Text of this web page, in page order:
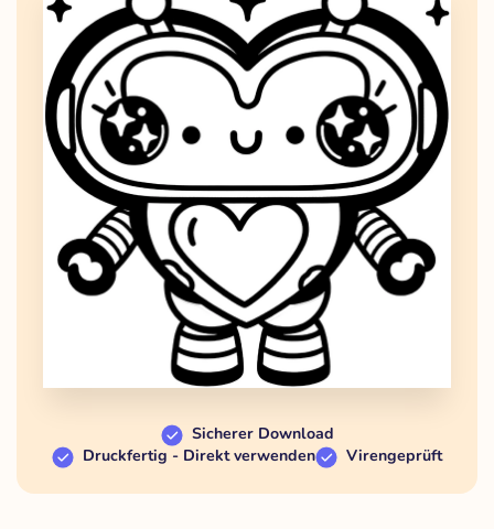
Sicherer Download
Druckfertig - Direkt verwenden
Virengeprüft